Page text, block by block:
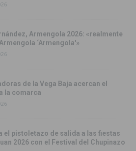
Armengola 2026: «realmente
‘Armengola'»
de la Vega Baja acercan el
la comarca
el pistoletazo de salida a las fiestas
2026 con el Festival del Chupinazo